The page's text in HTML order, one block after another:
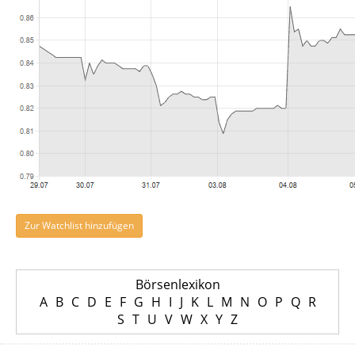
Zur Watchlist hinzufügen
Börsenlexikon
A B C D E F G H I J K L M N O P Q R
S T U V W X Y Z